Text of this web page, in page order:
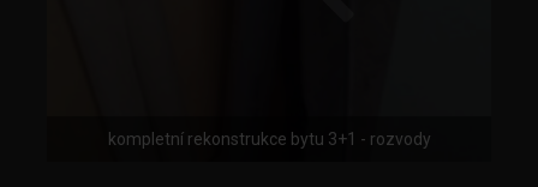
kompletní rekonstrukce bytu 3+1 - rozvody